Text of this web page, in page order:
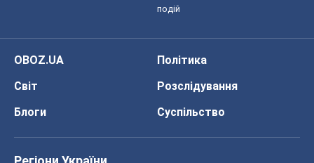
подій
OBOZ.UA
Політика
Світ
Розслідування
Блоги
Суспільство